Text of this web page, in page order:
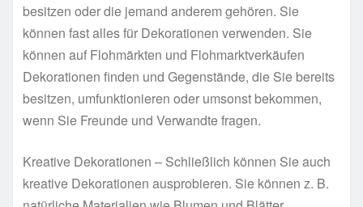
besitzen oder die jemand anderem gehören. Sie
können fast alles für Dekorationen verwenden. Sie
können auf Flohmärkten und Flohmarktverkäufen
Dekorationen finden und Gegenstände, die Sie bereits
besitzen, umfunktionieren oder umsonst bekommen,
wenn Sie Freunde und Verwandte fragen.
Kreative Dekorationen – Schließlich können Sie auch
kreative Dekorationen ausprobieren. Sie können z. B.